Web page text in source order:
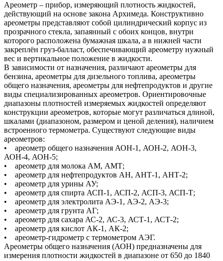
Ареометр – прибор, измеряющий плотность жидкостей,
действующий на основе закона Архимеда. Конструктивно
ареометры представляют собой цилиндрический корпус из
прозрачного стекла, запаянный с обоих концов, внутри
которого расположена бумажная шкала, а в нижней части
закреплён груз-балласт, обеспечивающий ареометру нужный
вес и вертикальное положение в жидкости.
В зависимости от назначения, различают ареометры для
бензина, ареометры для дизельного топлива, ареометры
общего назначения, ареометры для нефтепродуктов и другие
виды специализированных ареометров. Ориентировочные
диапазоны плотностей измеряемых жидкостей определяют
конструкции ареометров, которые могут различаться длиной,
шкалами (диапазоном, размером и ценой деления), наличием
встроенного термометра. Существуют следующие виды
ареометров:
• ареометр общего назначения АОН-1, АОН-2, АОН-3,
АОН-4, АОН-5;
• ареометр для молока АМ, АМТ;
• ареометр для нефтепродуктов АН, АНТ-1, АНТ-2;
• ареометр для урины АУ;
• ареометр для спирта АСП-1, АСП-2, АСП-3, АСП-Т;
• ареометр для электролита АЭ-1, АЭ-2, АЭ-3;
• ареометр для грунта АГ;
• ареометр для сахара АС-2, АС-3, АСТ-1, АСТ-2;
• ареометр для кислот АК-1, АК-2;
• ареометр-гидрометр с термометром АЭГ.
Ареометры общего назначения (АОН) предназначены для
измерения плотности жидкостей в диапазоне от 650 до 1840